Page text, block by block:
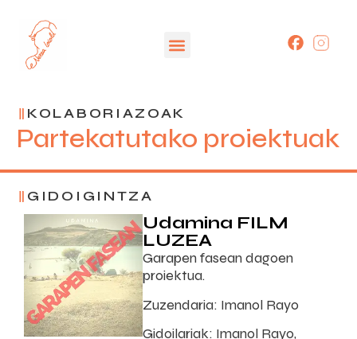
KOLABORIAZOAK
Partekatutako proiektuak
GIDOIGINTZA
Udamina FILM
LUZEA
Garapen fasean dagoen
proiektua.
Zuzendaria: Imanol Rayo
Gidoilariak: Imanol Rayo,